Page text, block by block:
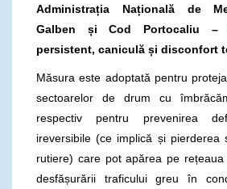
Administrația Națională de
Galben și Cod Portocaliu –
persistent, caniculă și disconfort
Măsura este adoptată pentru
sectoarelor de drum cu
respectiv pentru prevenirea
ireversibile (ce implică și pierderea
rutiere) care pot apărea pe
desfășurării traficului greu în